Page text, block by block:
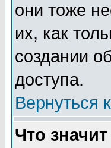
они тоже
их, как
создании
доступа.
Вернуться
Что